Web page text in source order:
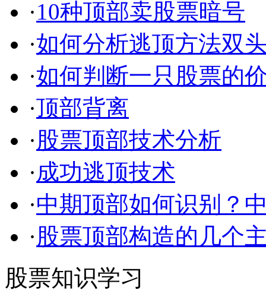
·10种顶部卖股票暗号
·如何分析逃顶方法双
·如何判断一只股票的
·顶部背离
·股票顶部技术分析
·成功逃顶技术
·中期顶部如何识别？
·股票顶部构造的几个
股票知识学习